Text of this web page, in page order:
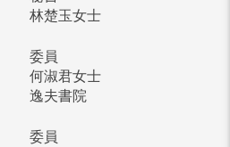
林楚玉女士
委員
何淑君女士
逸夫書院
委員